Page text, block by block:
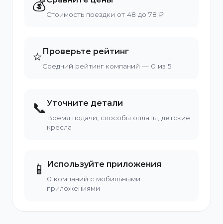
💰
Стоимость поездки от 48 до 78 ₽
⭐Проверьте рейтинг
Средний рейтинг компаний — 0 из 5
📞Уточните детали
Время подачи, способы оплаты, детские
кресла
📱 Используйте приложения
0 компаний с мобильными
приложениями